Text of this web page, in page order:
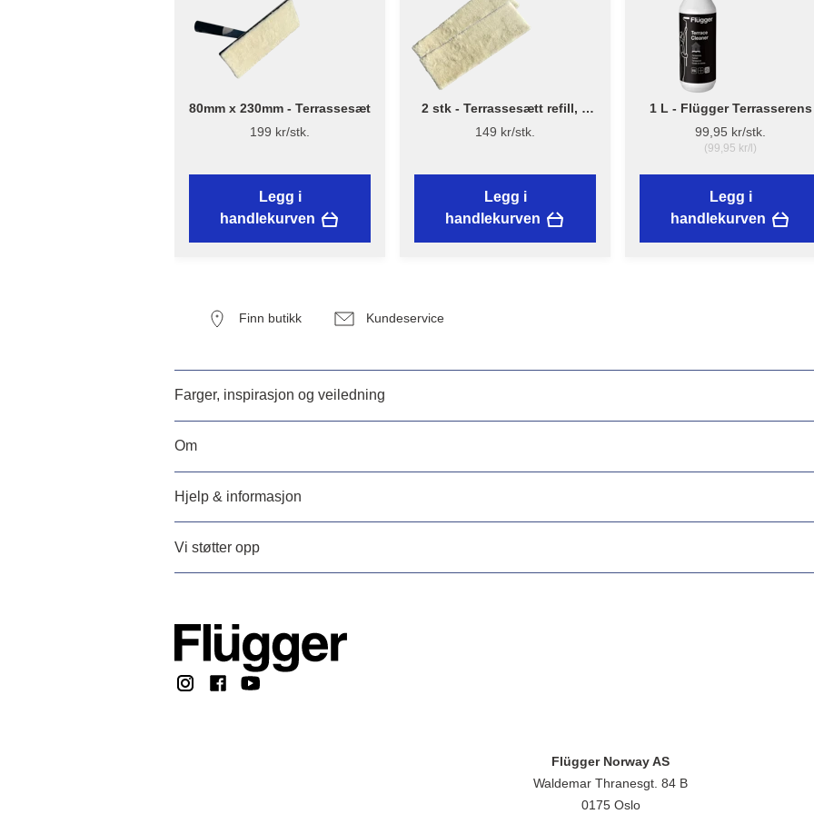
80mm x 230mm - Terrassesæt
199 kr/stk.
Legg i
handlekurven
2 stk - Terrassesætt refill, 2
stk
149 kr/stk.
Legg i
handlekurven
1 L - Flügger Terrasserens
99,95 kr/stk.
(99,95 kr/l)
Legg i
handlekurven
Finn butikk Kundeservice
Farger, inspirasjon og veiledning
Om
Hjelp & informasjon
Vi støtter opp
Flügger Norway AS
Waldemar Thranesgt. 84 B
0175 Oslo